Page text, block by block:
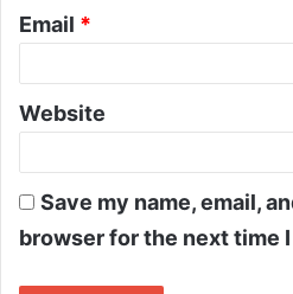
Email *
Website
Save my name, email,
browser for the next time